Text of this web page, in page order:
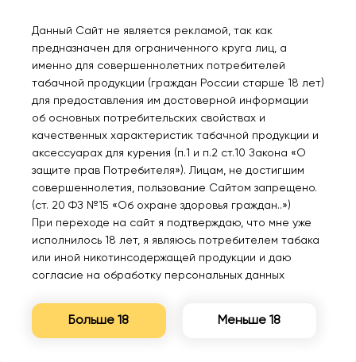
HQD NEO 15000
Малиновый лимонад 2%
680₽
HQD NEO 15000 Персик
2%
680₽
Данный Сайт не является рекламой, так как
предназначен для ограниченного круга лиц, а
именно для совершеннолетних потребителей
табачной продукции (граждан России старше 18 лет)
для предоставления им достоверной информации
об основных потребительских свойствах и
качественных характеристик табачной продукции и
аксессуарах для курения (п.1 и п.2 ст.10 Закона «О
защите прав Потребителя»). Лицам, не достигшим
совершеннолетия, пользование Сайтом запрещено.
(ст. 20 ФЗ №15 «Об охране здоровья граждан..»)
При переходе на сайт я подтверждаю, что мне уже
исполнилось 18 лет, я являюсь потребителем табака
или иной никотинсодержащей продукции и даю
согласие на обработку персональных данных
Больше 18 Меньше 18